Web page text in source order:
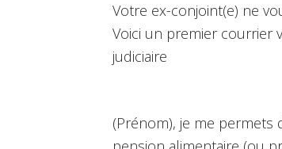
Votre ex-conjoint(e) ne
Voici un premier courrier
judiciaire
(Prénom), je me